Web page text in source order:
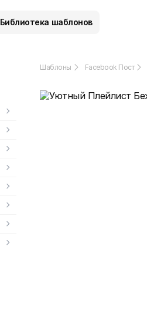
Библиотека шаблонов
Шаблоны Facebook Пост